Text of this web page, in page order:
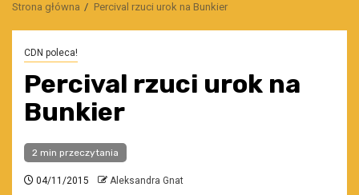
Strona główna Percival rzuci urok na Bunkier
CDN poleca!
Percival rzuci urok na
Bunkier
2 min przeczytania
04/11/2015 Aleksandra Gnat